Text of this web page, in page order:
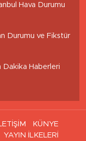
Hava Durumu
Durumu ve Fikstür
Dakika Haberleri
KÜNYE
YAYIN İLKELERİ